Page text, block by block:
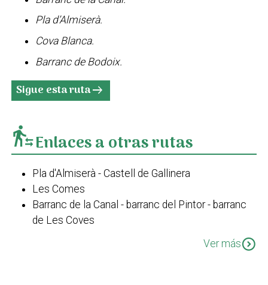
Pla d’Almiserà.
Cova Blanca.
Barranc de Bodoix.
Sigue esta rutaarrow_right_alt
transfer_within_a_stationEnlaces a otras rutas
Pla d'Almiserà - Castell de Gallinera
Les Comes
Barranc de la Canal - barranc del Pintor - barranc
de Les Coves
Pego-barranc de les Coves-La Figuereta-El Xical-
Ver másexpand_circle_down